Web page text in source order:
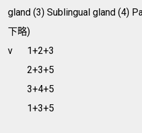
gland (3) Sublingual gland (4)
下略)
v
1+2+3
2+3+5
3+4+5
1+3+5